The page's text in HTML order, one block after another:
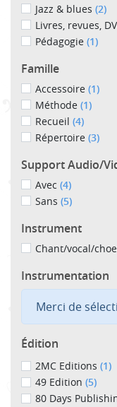
Jazz & blues (2)
Livres, revues,
Pédagogie (1)
Famille
Accessoire (1)
Méthode (1)
Recueil (4)
Répertoire (3)
Support Audio/
Avec (4)
Sans (5)
Instrument
Chant/vocal/
Instrumentation
Merci de
Édition
2MC Editions (1)
49 Edition (5)
80 Days